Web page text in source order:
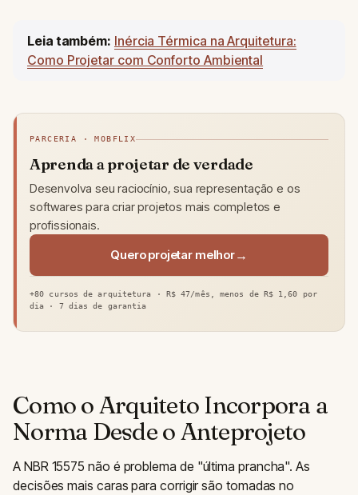
Leia também: Inércia Térmica na Arquitetura:
Como Projetar com Conforto Ambiental
PARCERIA · MOBFLIX
Aprenda a projetar de verdade
Desenvolva seu raciocínio, sua representação e os
softwares para criar projetos mais completos e
profissionais.
Quero projetar melhor
+80 cursos de arquitetura · R$ 47/mês, menos de R$ 1,60 por
dia · 7 dias de garantia
Como o Arquiteto Incorpora a
Norma Desde o Anteprojeto
A NBR 15575 não é problema de "última prancha". As
decisões mais caras para corrigir são tomadas no